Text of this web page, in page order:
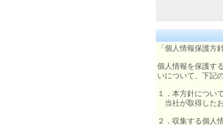
「個人情報保護方
個人情報を保護す
いについて、下記
１．本方針につい
当社が取得した
２．収集する個人